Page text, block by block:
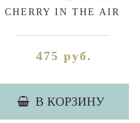
CHERRY IN THE AIR
475 руб.
В КОРЗИНУ